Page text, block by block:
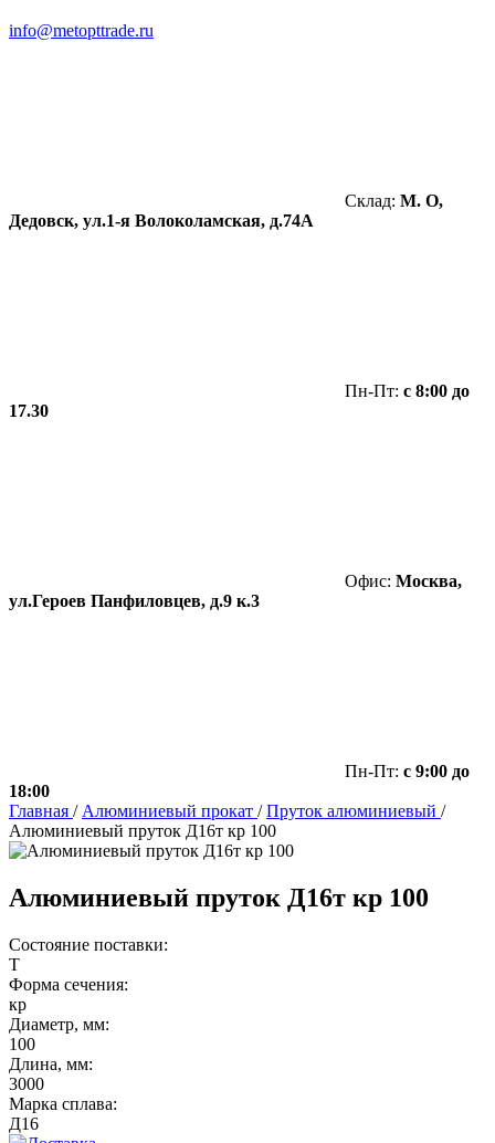
info@metopttrade.ru
Склад: М. О,
Дедовск, ул.1-я Волоколамская, д.74А
Пн-Пт: с 8:00 до
17.30
Офис: Москва,
ул.Героев Панфиловцев, д.9 к.3
Пн-Пт: с 9:00 до
18:00
Главная / Алюминиевый прокат / Пруток алюминиевый /
Алюминиевый пруток Д16т кр 100
Алюминиевый пруток Д16т кр 100
Состояние поставки:
Т
Форма сечения:
кр
Диаметр, мм:
100
Длина, мм:
3000
Марка сплава:
Д16